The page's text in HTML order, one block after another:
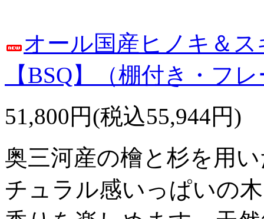
オール国産ヒノキ＆
【BSQ】（棚付き・フ
51,800円(税込55,944円)
奥三河産の檜と杉を用
チュラル感いっぱいの